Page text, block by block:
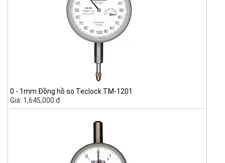
0 - 1mm Đồng hồ so Teclock TM-1201
Giá: 1,645,000 đ